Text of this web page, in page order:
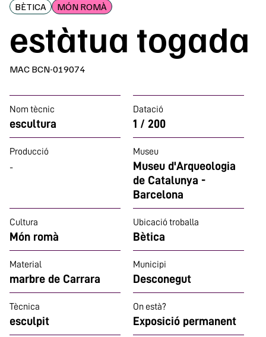
BÈTICA MÓN ROMÀ
estàtua togada
MAC BCN-019074
Nom tècnic
escultura
Datació
1 / 200
Producció
-
Museu
Museu d'Arqueologia
de Catalunya -
Barcelona
Cultura
Món romà
Ubicació troballa
Bètica
Material
marbre de Carrara
Municipi
Desconegut
Tècnica
esculpit
On està?
Exposició permanent